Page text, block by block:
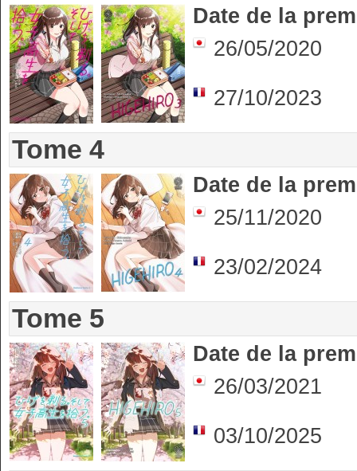
Date de la
26/05/2020
27/10/2023
Tome 4
Date de la
25/11/2020
23/02/2024
Tome 5
Date de la
26/03/2021
03/10/2025